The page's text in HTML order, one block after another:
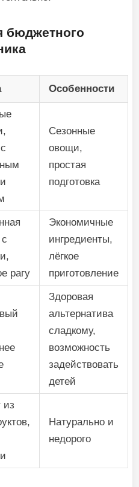
Особенности
Сезонные
овощи,
простая
подготовка
рагу
Экономичные
ингредиенты,
лёгкое
приготовление
Здоровая
альтернатива
сладкому,
возможность
задействовать
детей
из
Натурально и
недорого